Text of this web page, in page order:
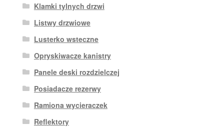
Klamki tylnych drzwi
Listwy drzwiowe
Lusterko wsteczne
Opryskiwacze kanistry
Panele deski rozdzielczej
Posiadacze rezerwy
Ramiona wycieraczek
Reflektory